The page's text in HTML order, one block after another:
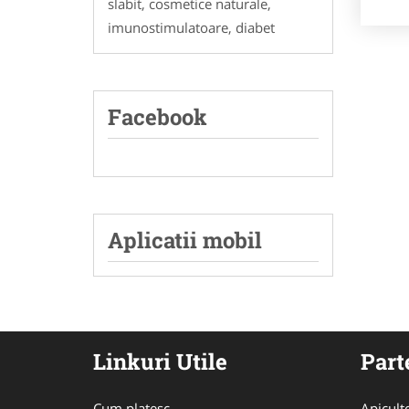
imunostimulatoare, diabet
Facebook
Aplicatii mobil
Linkuri Utile